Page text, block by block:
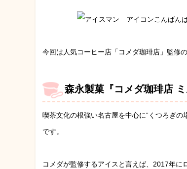
こんばん
今回は人気コーヒー店「コメダ珈琲店」監修
森永製菓『コメダ珈琲店
喫茶文化の根強い名古屋を中心に“くつろぎ
です。
コメダが監修するアイスと言えば、2017年